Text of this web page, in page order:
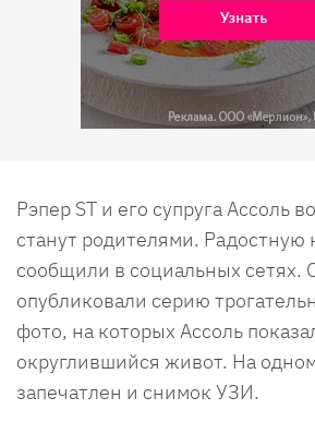
Рэпер ST и его супруга Ассоль
станут родителями. Радостную
сообщили в социальных сетях.
опубликовали серию
фото, на которых Ассоль
округлившийся живот. На
запечатлен и снимок УЗИ.